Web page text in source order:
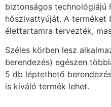
biztonságos technológiájú
hőszivattyúját. A terméket
élettartamra tervezték,
Széles körben lesz
berendezés) egészen
5 db léptethető
is kiváló termék lehet.